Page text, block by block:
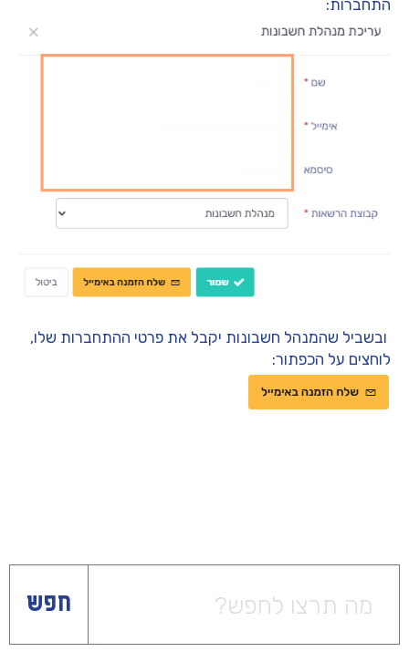
התחברות:
ובשביל שהמנהל חשבונות יקבל את פרטי ההתחברות שלו,
לוחצים על הכפתור:
חפש